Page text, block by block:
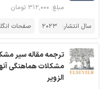
مبلغ: ۳۱۲,۰۰۰ تومان
سال انتشار: 2023 صفحات
ترجمه مقاله سیر
الزویر